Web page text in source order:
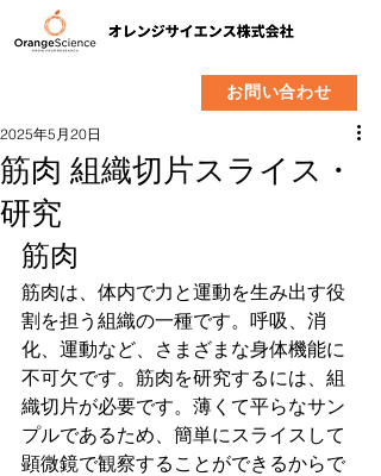
お問い合わせ
筋肉 組織切片スライス・
研究
2025年5月20日
筋肉
筋肉は、体内で力と運動を生み出す役
割を担う組織の一種です。呼吸、消
化、運動など、さまざまな身体機能に
不可欠です。筋肉を研究するには、組
織切片が必要です。薄くて平らなサン
プルであるため、簡単にスライスして
顕微鏡で観察することができるからで